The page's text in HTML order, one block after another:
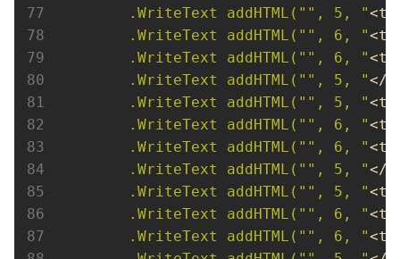
        .WriteText addHTML("", 5, "
        .WriteText addHTML("", 6, "
        .WriteText addHTML("", 6, "
        .WriteText addHTML("", 5, "
</
        .WriteText addHTML("", 5, "
        .WriteText addHTML("", 6, "
        .WriteText addHTML("", 6, "
        .WriteText addHTML("", 5, "
</
        .WriteText addHTML("", 5, "
        .WriteText addHTML("", 6, "
        .WriteText addHTML("", 6, "